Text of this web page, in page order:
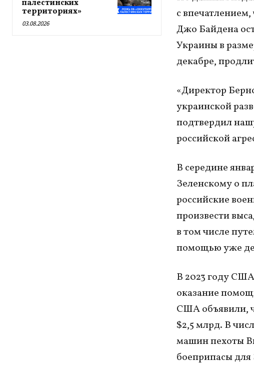
палестинских
территориях»
03.08.2026
с
Джо Байдена
Украины в
декабре,
«Директор
украинской
подтвердил
российской
В середине
Зеленскому о
российские
произвести
в том числе
помощью уже
В 2023 году
оказание
США объявили,
$2,5 млрд. В
машин пехоты
боеприпасы